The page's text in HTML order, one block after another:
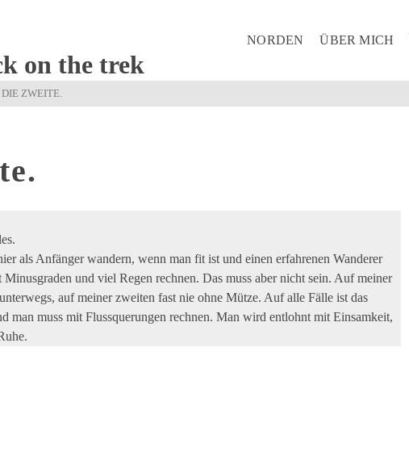
on the trek
NORDEN ÜBER MICH
ZWEITE.
als Anfänger wandern, wenn man fit ist und einen erfahrenen Wanderer
und viel Regen rechnen. Das muss aber nicht sein. Auf meiner
auf meiner zweiten fast nie ohne Mütze. Auf alle Fälle ist das
man muss mit Flussquerungen rechnen. Man wird entlohnt mit Einsamkeit,